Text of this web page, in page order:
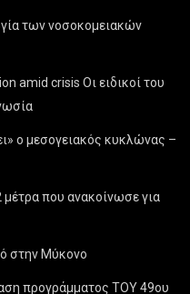
των νοσοκομειακών
amid crisis Οι ειδικοί του
ο μεσογειακός κυκλώνας –
που ανακοίνωσε για
στην Μύκονο
προγράμματος ΤΟΥ 49ου